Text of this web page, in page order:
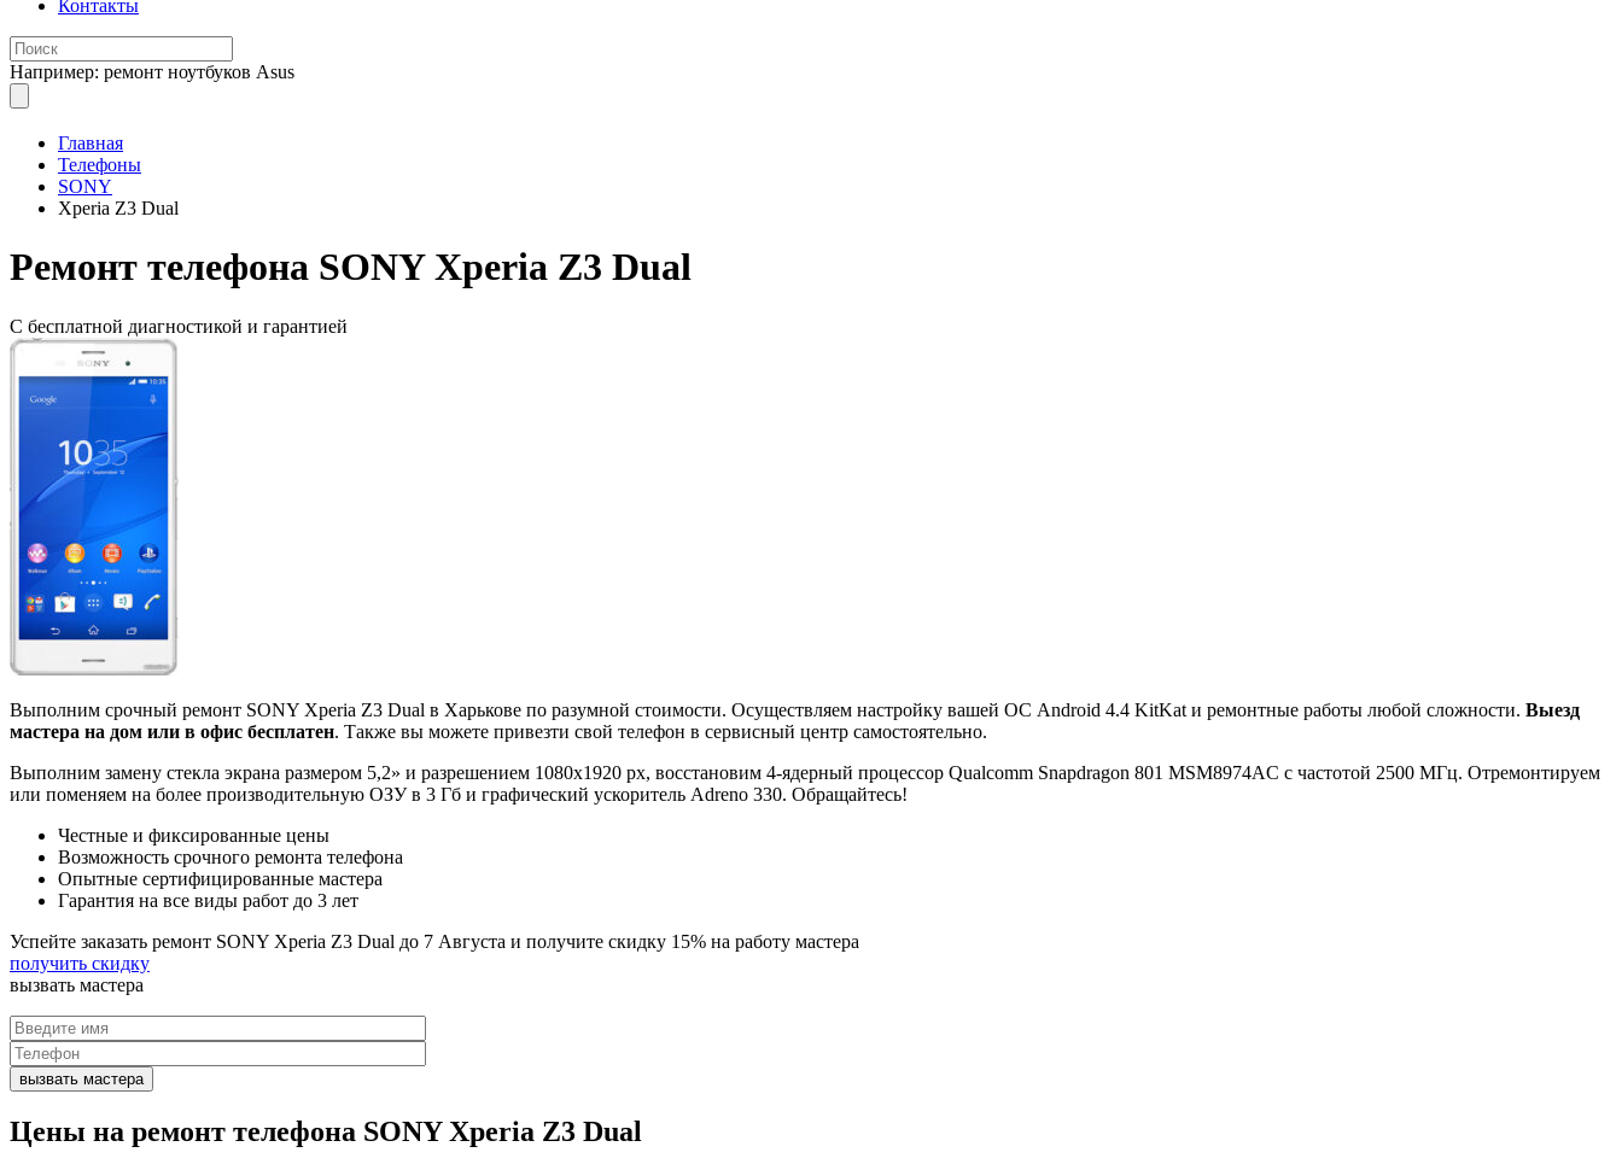
Контакты
Например: ремонт ноутбуков Asus
Главная
Телефоны
SONY
Xperia Z3 Dual
Ремонт телефона SONY Xperia Z3 Dual
С бесплатной диагностикой и гарантией
Выполним срочный ремонт SONY Xperia Z3 Dual в Харькове по разумной стоимости. Осуществляем настройку вашей ОС Android 4.4 KitKat и ремонтные работы любой сложности. Выезд
мастера на дом или в офис бесплатен. Также вы можете привезти свой телефон в сервисный центр самостоятельно.
Выполним замену стекла экрана размером 5,2» и разрешением 1080x1920 px, восстановим 4-ядерный процессор Qualcomm Snapdragon 801 MSM8974AC с частотой 2500 МГц. Отремонтируем
или поменяем на более производительную ОЗУ в 3 Гб и графический ускоритель Adreno 330. Обращайтесь!
Честные и фиксированные цены
Возможность срочного ремонта телефона
Опытные сертифицированные мастера
Гарантия на все виды работ до 3 лет
Успейте заказать ремонт SONY Xperia Z3 Dual до 7 Августа и получите скидку 15% на работу мастера
получить скидку
вызвать мастера
Цены на ремонт телефона SONY Xperia Z3 Dual